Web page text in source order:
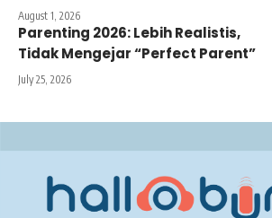
August 1, 2026
Parenting 2026: Lebih Realistis,
Tidak Mengejar “Perfect Parent”
July 25, 2026